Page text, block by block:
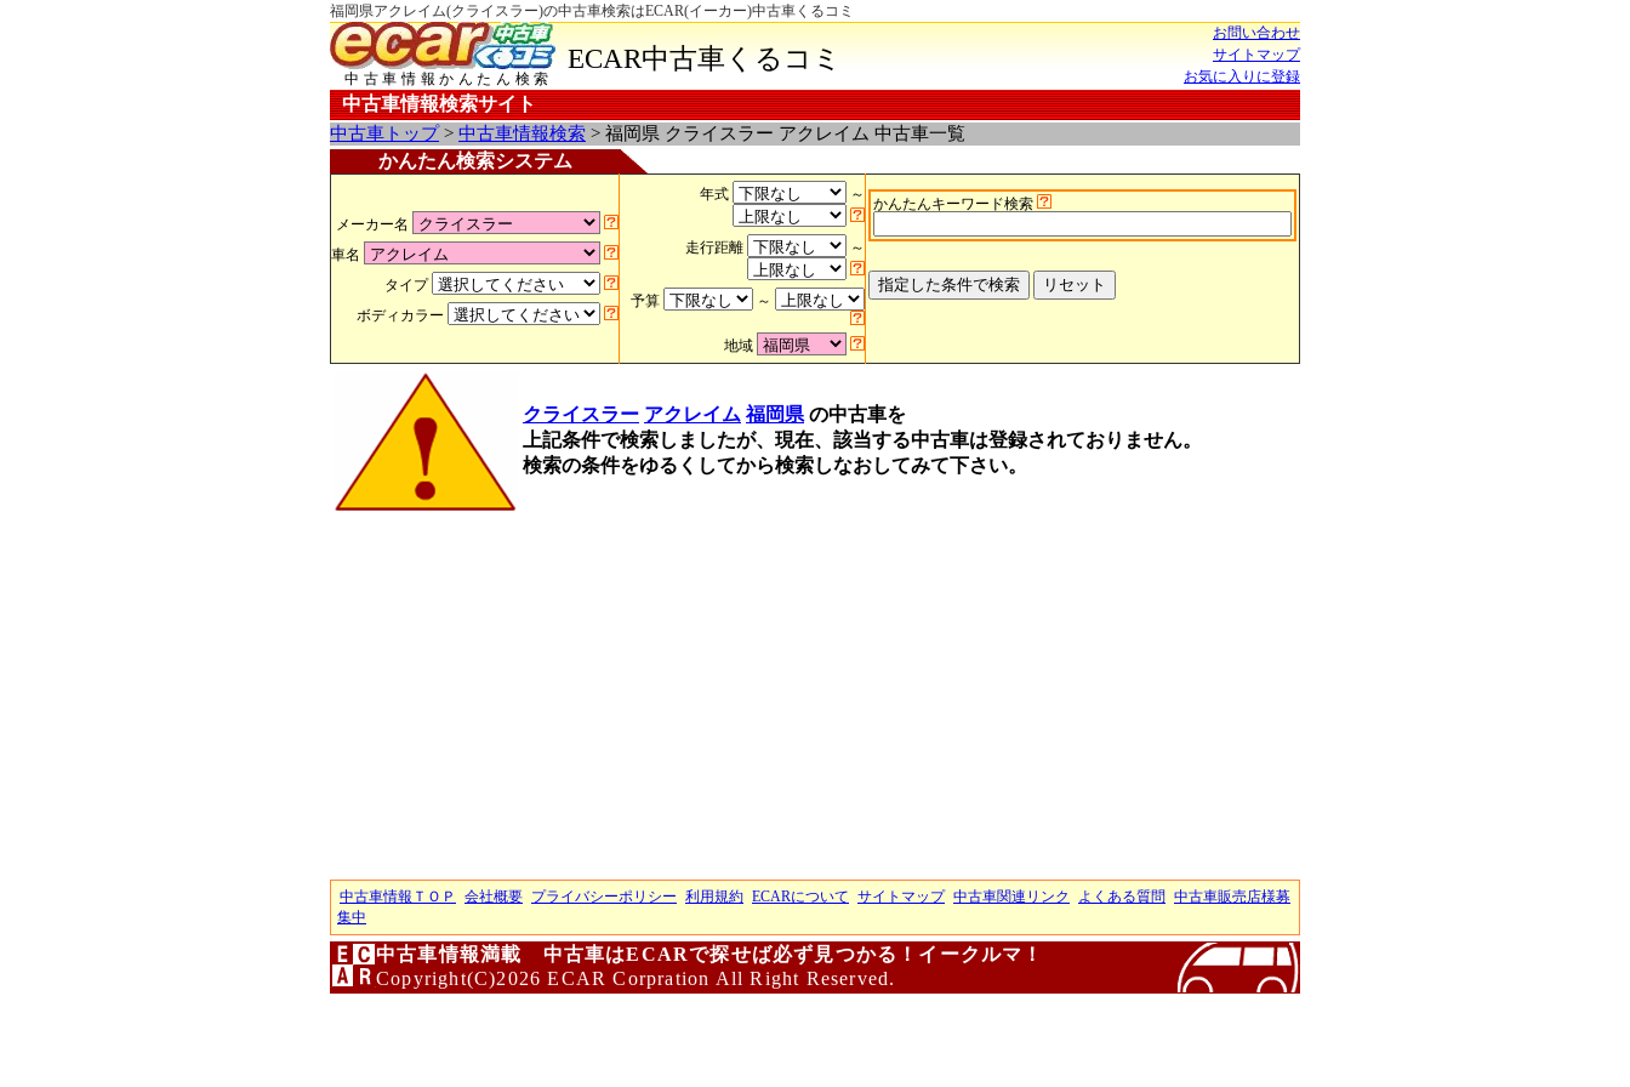
福岡県アクレイム(クライスラー)の中古車検索はECAR(イーカー)中古車くるコミ
中古車情報かんたん検索
ECAR中古車くるコミ
お問い合わせ
サイトマップ
お気に入りに登録
中古車情報検索サイト
中古車トップ> 中古車情報検索 > 福岡県 クライスラー アクレイム 中古車一覧
かんたん検索システム
メーカー名
車名
タイプ
ボディカラー
年式 ～
走行距離 ～
予算 ～
地域
かんたんキーワード検索
クライスラー アクレイム 福岡県 の中古車を
上記条件で検索しましたが、現在、該当する中古車は登録されておりません。
検索の条件をゆるくしてから検索しなおしてみて下さい。
中古車情報ＴＯＰ 会社概要 プライバシーポリシー 利用規約 ECARについて サイトマップ 中古車関連リンク よくある質問 中古車販売店様募
集中
中古車情報満載 中古車はECARで探せば必ず見つかる！イークルマ！
Copyright(C)2026 ECAR Corpration All Right Reserved.